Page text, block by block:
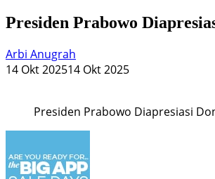
Presiden Prabowo
Arbi Anugrah
14 Okt 202514 Okt 2025
Presiden Prabowo Diapresiasi